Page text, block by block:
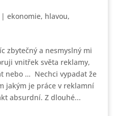
| ekonomie, hlavou,
zbytečný a nesmyslný mi
vnitřek světa reklamy,
nebo … Nechci vypadat že
jakým je práce v reklamní
absurdní. Z dlouhé...